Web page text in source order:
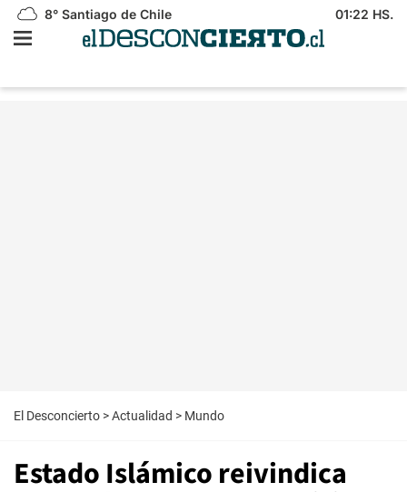
8° Santiago de Chile 01:22 HS.
El Desconcierto >Actualidad > Mundo
Estado Islámico reivindica